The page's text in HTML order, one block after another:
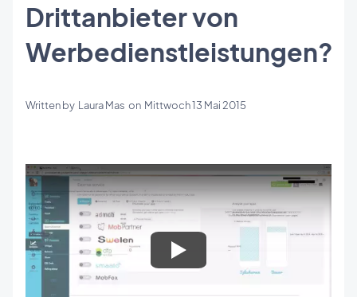
Drittanbieter von
Werbedienstleistungen?
Written by Laura Mas on Mittwoch 13 Mai 2015